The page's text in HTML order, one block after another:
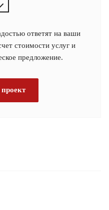
ответят на ваши
стоимости услуг и
предложение.
проект